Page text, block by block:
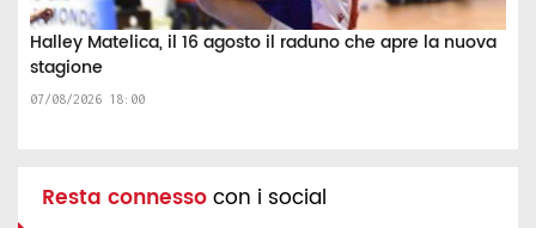
Halley Matelica, il 16 agosto il raduno che apre la nuova
stagione
07/08/2026 18:00
Resta connessocon i social